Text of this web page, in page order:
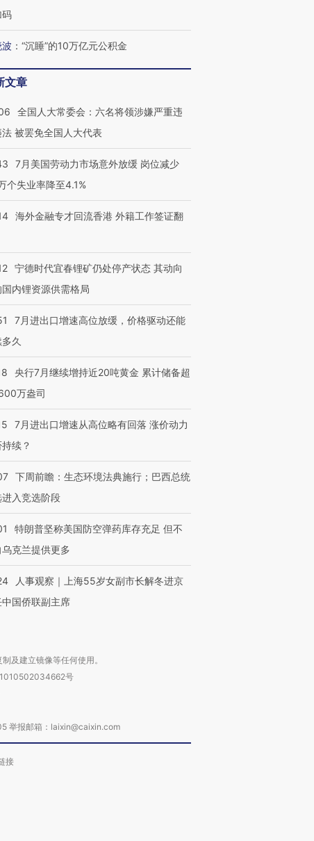
码
： “沉睡”的10万亿元公积金
文章
全国人大常委会：六名将领涉嫌严重违
被罢免全国人大代表
7月美国劳动力市场意外放缓 岗位减少
个失业率降至4.1%
海外金融专才回流香港 外籍工作签证翻
宁德时代宜春锂矿仍处停产状态 其动向
内锂资源供需格局
7月进出口增速高位放缓，价格驱动还能
久
央行7月继续增持近20吨黄金 累计储备超
万盎司
7月进出口增速从高位略有回落 涨价动力
续？
下周前瞻：生态环境法典施行；巴西总统
进入竞选阶段
特朗普坚称美国防空弹药库存充足 但不
克兰提供更多
人事观察｜上海55岁女副市长解冬进京
国侨联副主席
及建立镜像等任何使用。
号
举报邮箱：laixin@caixin.com
接